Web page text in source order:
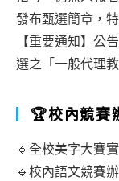
發布甄選簡章，
【重要通知】公
選之「一般代理
🏆校內競賽
🔹全校美字大賽
🔹校內語文競賽